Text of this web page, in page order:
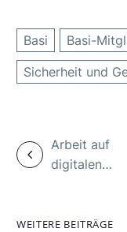
Basi Basi-
Sicherheit und
Arbeit auf
digitalen
Maßnahmen
WEITERE BEITRÄGE